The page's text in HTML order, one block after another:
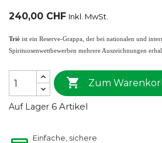
240,00 CHF Inkl. MwSt.
Triè ist ein Reserve-Grappa, der bei nationalen und
Spirituosenwettbewerben mehrere Auszeichnungen
 Zum
Auf Lager 6 Artikel
Einfache, sichere